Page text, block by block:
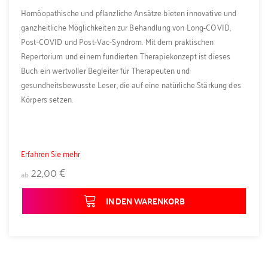
Homöopathische und pflanzliche Ansätze bieten innovative und
ganzheitliche Möglichkeiten zur Behandlung von Long-COVID,
Post-COVID und Post-Vac-Syndrom. Mit dem praktischen
Repertorium und einem fundierten Therapiekonzept ist dieses
Buch ein wertvoller Begleiter für Therapeuten und
gesundheitsbewusste Leser, die auf eine natürliche Stärkung des
Körpers setzen.
Erfahren Sie mehr
ab22,00 €
IN DEN WARENKORB